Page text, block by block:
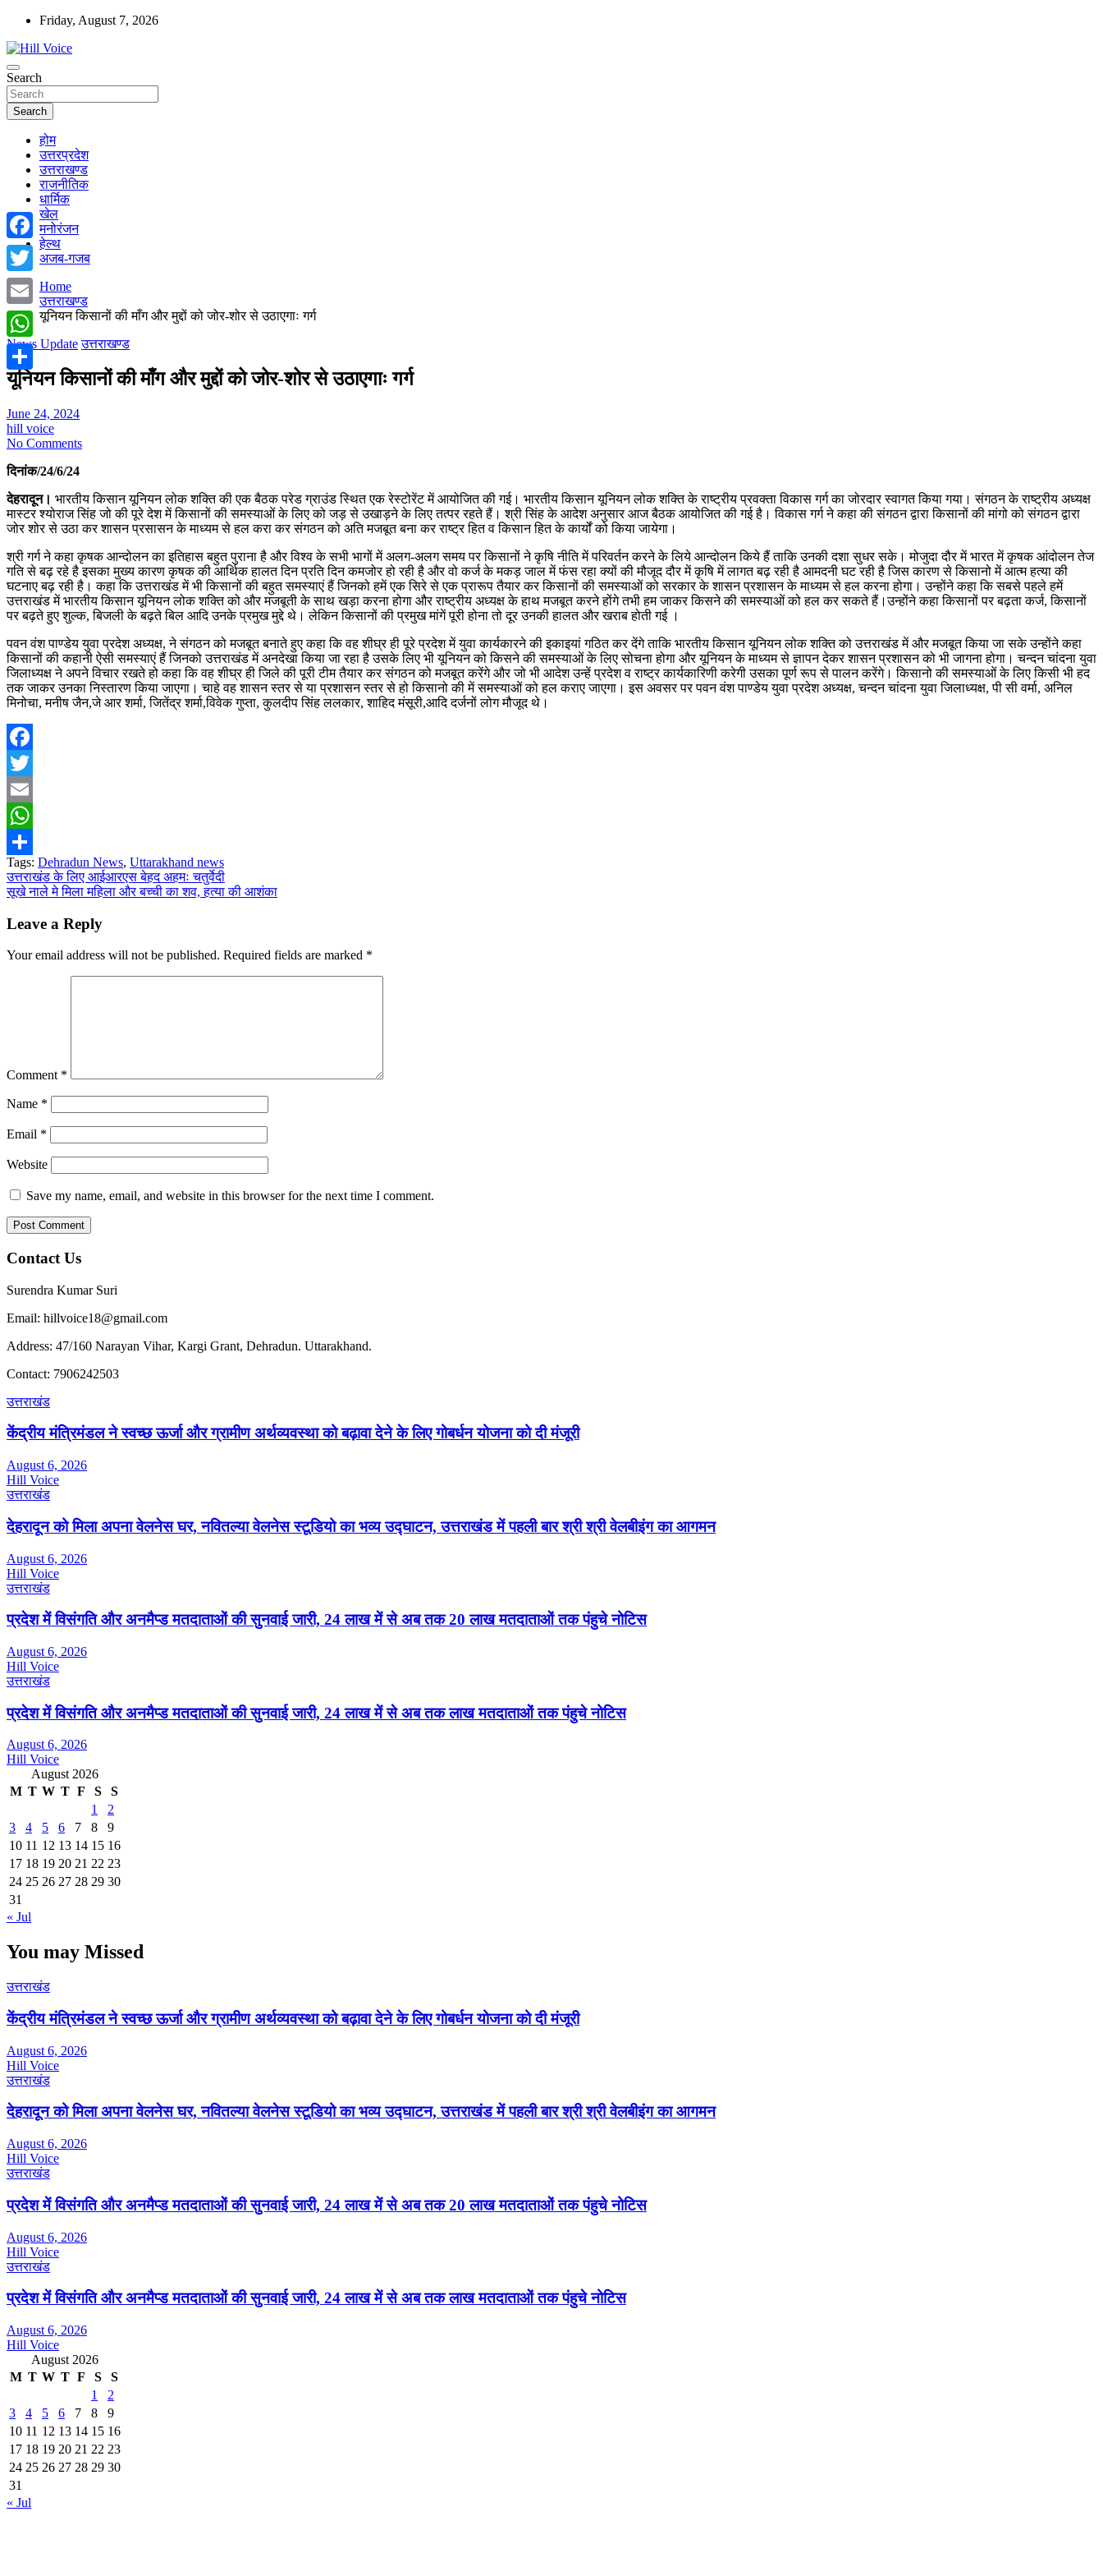
Skip
content
Friday, August 7, 2026
Hill Voice
न्यूज़ पोर्टल
Search
Search
होम
उत्तरप्रदेश
उत्तराखण्ड
राजनीतिक
धार्मिक
खेल
मनोरंजन
हेल्थ
अजब-गजब
Home
उत्तराखण्ड
यूनियन किसानों की माँग और मुद्दों को जोर-शोर से उठाएगाः गर्ग
News Update उत्तराखण्ड
यूनियन किसानों की माँग और मुद्दों को जोर-शोर से उठाएगाः गर्ग
June 24, 2024
hill voice
No Comments
दिनांक/24/6/24
देहरादून। भारतीय किसान यूनियन लोक शक्ति की एक बैठक परेड ग्राउंड स्थित एक रेस्टोरेंट में आयोजित की गई। भारतीय किसान यूनियन लोक शक्ति के राष्ट्रीय प्रवक्ता विकास गर्ग का जोरदार स्वागत किया गया। संगठन के राष्ट्रीय अध्यक्ष
मास्टर श्योराज सिंह जो की पूरे देश में किसानों की समस्याओं के लिए को जड़ से उखाड़ने के लिए तत्पर रहते हैं। श्री सिंह के आदेश अनुसार आज बैठक आयोजित की गई है। विकास गर्ग ने कहा की संगठन द्वारा किसानों की मांगो को संगठन द्वारा
जोर शोर से उठा कर शासन प्रसासन के माध्यम से हल करा कर संगठन को अति मजबूत बना कर राष्ट्र हित व किसान हित के कार्यों को किया जायेगा।
श्री गर्ग ने कहा कृषक आन्दोलन का इतिहास बहुत पुराना है और विश्व के सभी भागों में अलग-अलग समय पर किसानों ने कृषि नीति में परिवर्तन करने के लिये आन्दोलन किये हैं ताकि उनकी दशा सुधर सके। मोजुदा दौर में भारत में कृषक आंदोलन तेज
गति से बढ़ रहे है इसका मुख्य कारण कृषक की आर्थिक हालत दिन प्रति दिन कमजोर हो रही है और वो कर्ज के मकड़ जाल में फंस रहा क्यों की मौजूद दौर में कृषि में लागत बढ़ रही है आमदनी घट रही है जिस कारण से किसानो में आत्म हत्या की
घटनाए बढ़ रही है। कहा कि उत्तराखंड में भी किसानों की बहुत समस्याएं हैं जिनको हमें एक सिरे से एक प्रारूप तैयार कर किसानों की समस्याओं को सरकार के शासन प्रशासन के माध्यम से हल करना होगा। उन्होंने कहा कि सबसे पहले हमें
उत्तराखंड में भारतीय किसान यूनियन लोक शक्ति को और मजबूती के साथ खड़ा करना होगा और राष्ट्रीय अध्यक्ष के हाथ मजबूत करने होंगे तभी हम जाकर किसने की समस्याओं को हल कर सकते हैं।उन्होंने कहा किसानों पर बढ़ता कर्ज, किसानों
पर बढ़ते हुए शुल्क, बिजली के बढ़ते बिल आदि उनके प्रमुख मुद्दे थे। लेकिन किसानों की प्रमुख मांगें पूरी होना तो दूर उनकी हालत और खराब होती गई ।
पवन वंश पाण्डेय युवा प्रदेश अध्यक्ष, ने संगठन को मजबूत बनाते हुए कहा कि वह शीघ्र ही पूरे प्रदेश में युवा कार्यकारने की इकाइयां गठित कर देंगे ताकि भारतीय किसान यूनियन लोक शक्ति को उत्तराखंड में और मजबूत किया जा सके उन्होंने कहा
किसानों की कहानी ऐसी समस्याएं हैं जिनको उत्तराखंड में अनदेखा किया जा रहा है उसके लिए भी यूनियन को किसने की समस्याओं के लिए सोचना होगा और यूनियन के माध्यम से ज्ञापन देकर शासन प्रशासन को भी जागना होगा। चन्दन चांदना युवा
जिलाध्यक्ष ने अपने विचार रखते हो कहा कि वह शीघ्र ही जिले की पूरी टीम तैयार कर संगठन को मजबूत करेंगे और जो भी आदेश उन्हें प्रदेश व राष्ट्र कार्यकारिणी करेगी उसका पूर्ण रूप से पालन करेंगे। किसानो की समस्याओं के लिए किसी भी हद
तक जाकर उनका निस्तारण किया जाएगा। चाहे वह शासन स्तर से या प्रशासन स्तर से हो किसानो की में समस्याओं को हल कराए जाएगा। इस अवसर पर पवन वंश पाण्डेय युवा प्रदेश अध्यक्ष, चन्दन चांदना युवा जिलाध्यक्ष, पी सी वर्मा, अनिल
मिनोचा, मनीष जैन,जे आर शर्मा, जितेंद्र शर्मा,विवेक गुप्ता, कुलदीप सिंह ललकार, शाहिद मंसूरी,आदि दर्जनों लोग मौजूद थे।
Facebook
Twitter
Email
WhatsApp
Share
Tags: Dehradun News, Uttarakhand news
Post
navigation
उत्तराखंड के लिए आईआरएस बेहद अहमः चतुर्वेदी
सूखे नाले मे मिला महिला और बच्ची का शव, हत्या की आशंका
Leave a Reply
Your email address will not be published. Required fields are marked *
Comment *
Name *
Email *
Website
Save my name, email, and website in this browser for the next time I comment.
Contact Us
Surendra Kumar Suri
Email: hillvoice18@gmail.com
Address: 47/160 Narayan Vihar, Kargi Grant, Dehradun. Uttarakhand.
Contact: 7906242503
उत्तराखंड
केंद्रीय मंत्रिमंडल ने स्वच्छ ऊर्जा और ग्रामीण अर्थव्यवस्था को बढ़ावा देने के लिए गोबर्धन योजना को दी मंजूरी
August 6, 2026
Hill Voice
उत्तराखंड
देहरादून को मिला अपना वेलनेस घर, नवितल्या वेलनेस स्टूडियो का भव्य उद्घाटन, उत्तराखंड में पहली बार श्री श्री वेलबीइंग का आगमन
August 6, 2026
Hill Voice
उत्तराखंड
प्रदेश में विसंगति और अनमैप्ड मतदाताओं की सुनवाई जारी, 24 लाख में से अब तक 20 लाख मतदाताओं तक पंहुचे नोटिस
August 6, 2026
Hill Voice
उत्तराखंड
प्रदेश में विसंगति और अनमैप्ड मतदाताओं की सुनवाई जारी, 24 लाख में से अब तक लाख मतदाताओं तक पंहुचे नोटिस
August 6, 2026
Hill Voice
August 2026
M T W T F S
S
1
2
3
4 5 6 7 8
9
10 11 12 13 14 15 16
17 18 19 20 21 22 23
24 25 26 27 28 29 30
31
« Jul
You may Missed
उत्तराखंड
केंद्रीय मंत्रिमंडल ने स्वच्छ ऊर्जा और ग्रामीण अर्थव्यवस्था को बढ़ावा देने के लिए गोबर्धन योजना को दी मंजूरी
August 6, 2026
Hill Voice
उत्तराखंड
देहरादून को मिला अपना वेलनेस घर, नवितल्या वेलनेस स्टूडियो का भव्य उद्घाटन, उत्तराखंड में पहली बार श्री श्री वेलबीइंग का आगमन
August 6, 2026
Hill Voice
उत्तराखंड
प्रदेश में विसंगति और अनमैप्ड मतदाताओं की सुनवाई जारी, 24 लाख में से अब तक 20 लाख मतदाताओं तक पंहुचे नोटिस
August 6, 2026
Hill Voice
उत्तराखंड
प्रदेश में विसंगति और अनमैप्ड मतदाताओं की सुनवाई जारी, 24 लाख में से अब तक लाख मतदाताओं तक पंहुचे नोटिस
August 6, 2026
Hill Voice
August 2026
M T W T F S
S
1
2
3
4 5 6 7 8
9
10 11 12 13 14 15 16
17 18 19 20 21 22 23
24 25 26 27 28 29 30
31
« Jul
Facebook
Twitter
Email
WhatsApp
Share